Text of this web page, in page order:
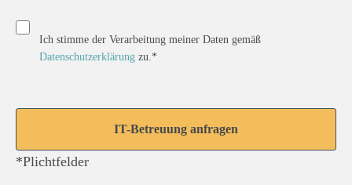
Ich stimme der Verarbeitung meiner Daten gemäß
Datenschutzerklärung zu.*
*Plichtfelder